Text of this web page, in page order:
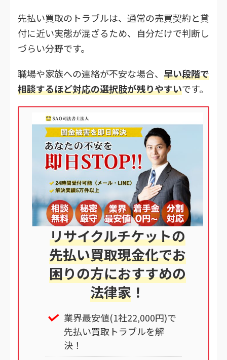
先払い買取のトラブルは、通常の売買契約と貸
付に近い実態が混ざるため、自分だけで判断し
づらい分野です。
職場や家族への連絡が不安な場合、 早い段階で
相談するほど対応の選択肢が残りやすいです。
リサイクルチケットの
先払い買取現金化でお
困りの方におすすめの
法律家 ！
業界最安値(1社22,000円)で
先払い買取トラブルを解
決！